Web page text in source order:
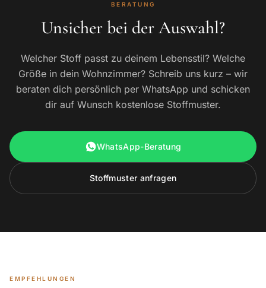
BERATUNG
Unsicher bei der Auswahl?
Welcher Stoff passt zu deinem Lebensstil? Welche
Größe in dein Wohnzimmer? Schreib uns kurz – wir
beraten dich persönlich per WhatsApp und schicken
dir auf Wunsch kostenlose Stoffmuster.
WhatsApp-Beratung
Stoffmuster anfragen
EMPFEHLUNGEN